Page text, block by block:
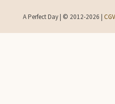
A Perfect Day | © 2012-2026 | CGV